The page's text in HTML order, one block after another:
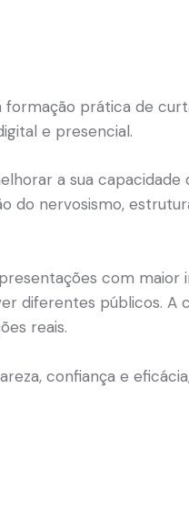
formação prática de
e presencial.
a sua
do nervosismo,
com maior
diferentes públicos.
reais.
confiança e